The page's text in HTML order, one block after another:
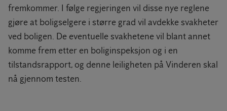
fremkommer. I følge regjeringen vil disse nye reglene
gjøre at boligselgere i større grad vil avdekke svakheter
ved boligen. De eventuelle svakhetene vil blant annet
komme frem etter en boliginspeksjon og i en
tilstandsrapport, og denne leiligheten på Vinderen skal
nå gjennom testen.